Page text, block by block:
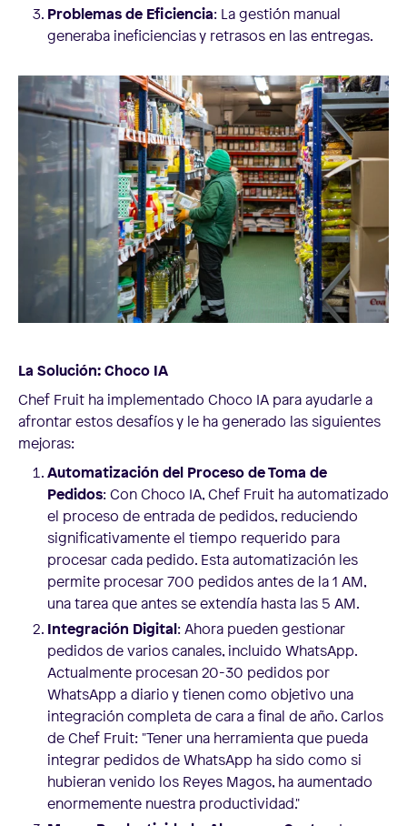
Problemas de Eficiencia: La gestión manual
generaba ineficiencias y retrasos en las entregas.
La Solución: Choco IA
Chef Fruit ha implementado Choco IA para ayudarle a
afrontar estos desafíos y le ha generado las siguientes
mejoras:
Automatización del Proceso de Toma de
Pedidos: Con Choco IA, Chef Fruit ha automatizado
el proceso de entrada de pedidos, reduciendo
significativamente el tiempo requerido para
procesar cada pedido. Esta automatización les
permite procesar 700 pedidos antes de la 1 AM,
una tarea que antes se extendía hasta las 5 AM.
Integración Digital: Ahora pueden gestionar
pedidos de varios canales, incluido WhatsApp.
Actualmente procesan 20-30 pedidos por
WhatsApp a diario y tienen como objetivo una
integración completa de cara a final de año. Carlos
de Chef Fruit: "Tener una herramienta que pueda
integrar pedidos de WhatsApp ha sido como si
hubieran venido los Reyes Magos, ha aumentado
enormemente nuestra productividad."